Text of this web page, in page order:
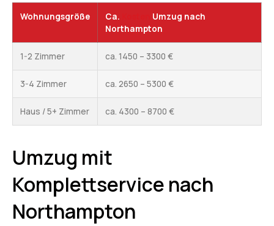
Wohnungsgröße Ca.
Umzug nach
Northampton
1-2 Zimmer ca. 1450 – 3300 €
3-4 Zimmer ca. 2650 – 5300 €
Haus / 5+ Zimmer ca. 4300 – 8700 €
Umzug mit
Komplettservice nach
Northampton